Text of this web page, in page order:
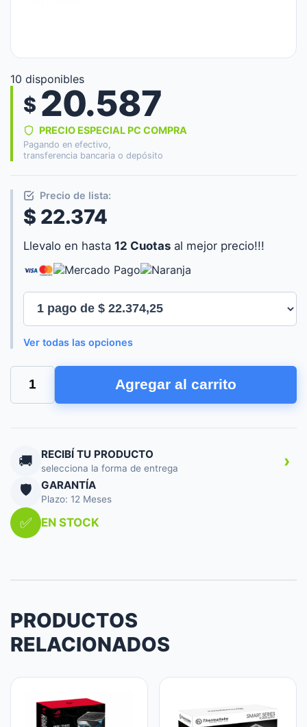
10 disponibles
$ 20.587
PRECIO ESPECIAL PC COMPRA
Pagando en efectivo,
transferencia bancaria o depósito
Precio de lista:
$ 22.374
Llevalo en hasta 12 Cuotas al mejor precio!!!
Ver todas las opciones
FUENTE
500W
Agregar al carrito
🚚 RECIBÍ TU PRODUCTO
selecciona la forma de entrega ›
🛡️ GARANTÍA
Plazo: 12 Meses
✅ EN STOCK
PRODUCTOS
RELACIONADOS